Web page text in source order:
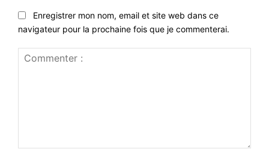
Enregistrer mon nom, email et site web dans ce
navigateur pour la prochaine fois que je commenterai.